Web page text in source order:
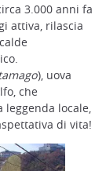
3.000 anni fa
attiva, rilascia
), uova
che
leggenda locale,
di vita!